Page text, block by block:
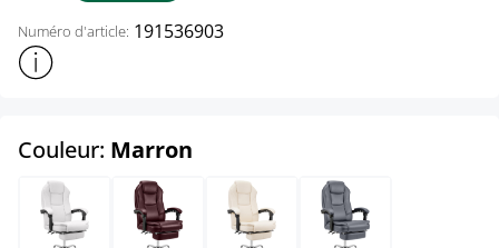
Numéro d'article: 191536903
Afficher plus d'informations sur le produit
Couleur: Marron
Blanc Bordeaux Crème Gris